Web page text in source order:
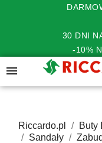
30 DNI
-10%

Riccardo.pl Buty
Sandały